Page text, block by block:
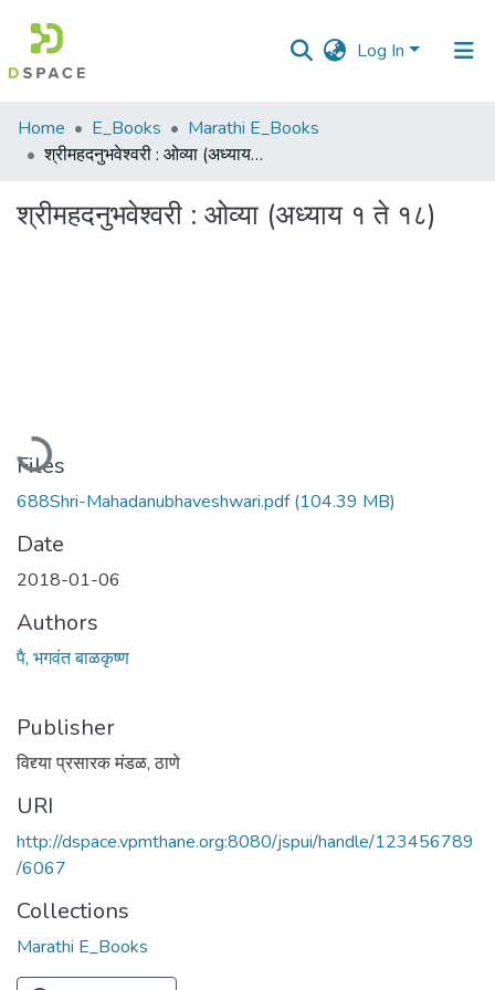
Log In
Communities
&
All of DSpace
Home E_Books
Marathi E_Books
श्रीमहदनुभवेश्वरी : ओव्या (अध्याय १ ते १८)
श्रीमहदनुभवेश्वरी : ओव्या (अध्याय १ ते १८)
Loading...
Files
688Shri-Mahadanubhaveshwari.pdf(104.39 MB)
Date
2018-01-06
Authors
पै, भगवंत बाळकृष्ण
Publisher
विद्द्या प्रसारक मंडळ, ठाणे
URI
http://dspace.vpmthane.org:8080/jspui/handle/123456789
/6067
Collections
Marathi E_Books